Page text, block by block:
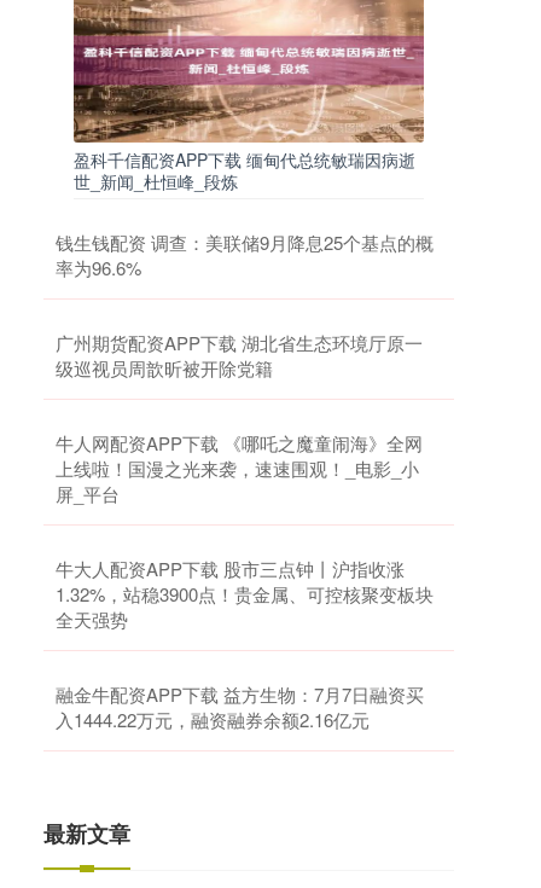
盈科千信配资APP下载 缅甸代总统敏瑞因病逝
世_新闻_杜恒峰_段炼
钱生钱配资 调查：美联储9月降息25个基点的概
率为96.6%
广州期货配资APP下载 湖北省生态环境厅原一
级巡视员周歆昕被开除党籍
牛人网配资APP下载 《哪吒之魔童闹海》全网
上线啦！国漫之光来袭，速速围观！_电影_小
屏_平台
牛大人配资APP下载 股市三点钟丨沪指收涨
1.32%，站稳3900点！贵金属、可控核聚变板块
全天强势
融金牛配资APP下载 益方生物：7月7日融资买
入1444.22万元，融资融券余额2.16亿元
最新文章